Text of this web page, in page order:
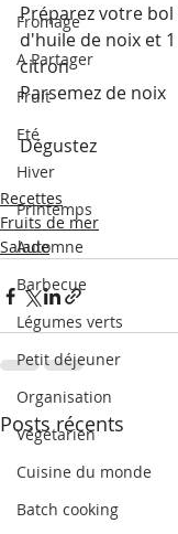
Fromage
A Partager
Fruit
Eté
Hiver
Printemps
Automne
Barbecue
Légumes verts
Petit déjeuner
Organisation
Végétarien
Cuisine du monde
Batch cooking
Préparez votre bol
d'huile de noix et
citron
Parsemez de noix
Dégustez
Recettes
Fruits de mer
Salade
Posts récents